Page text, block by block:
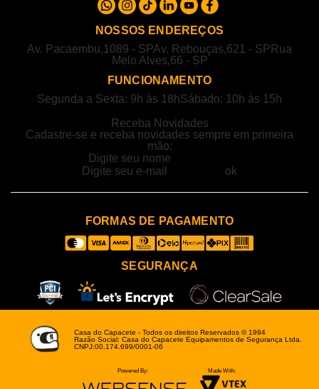
NOSSOS ENDEREÇOS
Av. Pacaembu,1089 - SPAv. Rebouças,621 - SP Rua
Melo Alves,66 - SP
FUNCIONAMENTO
Segunda a Sexta: 9h às 18hSábado: 10h às 15h
Receba Novidades
Cadastre-se e receba novidades sempre em primeira
mão:
FORMAS DE PAGAMENTO
SEGURANÇA
Casa do Capacete - Todos os direitos Reservados © 1994
Razão Social: Casa do Capacete Equipamentos de Segurança Ltda.
CNPJ:00.174.699/0001-06
Powered By: Made With: